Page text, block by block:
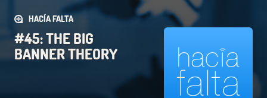
HACÍA FALTA
#45: THE BIG
BANNER THEORY